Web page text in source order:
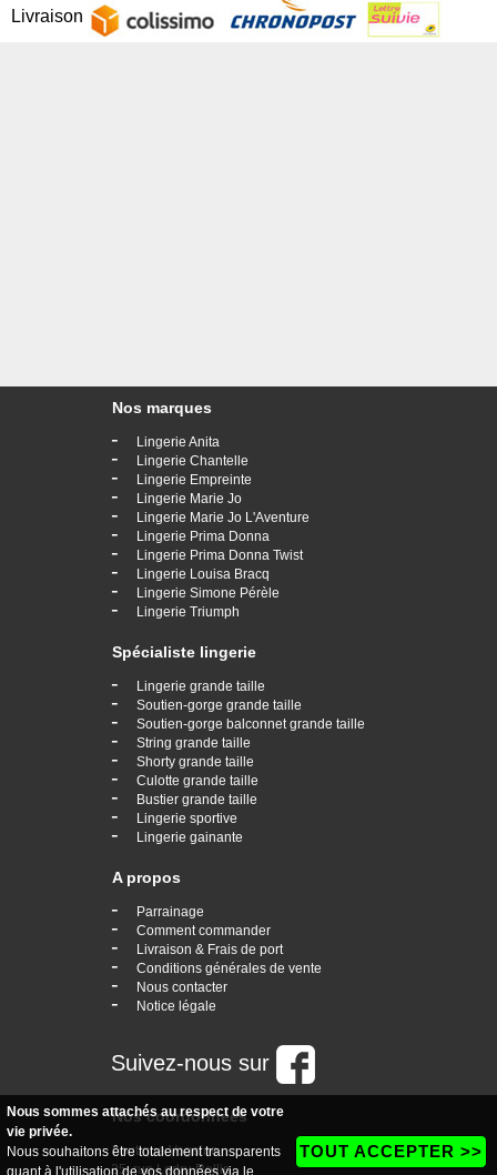
Livraison
Nos marques
- Lingerie Anita
- Lingerie Chantelle
- Lingerie Empreinte
- Lingerie Marie Jo
- Lingerie Marie Jo L'Aventure
- Lingerie Prima Donna
- Lingerie Prima Donna Twist
- Lingerie Louisa Bracq
- Lingerie Simone Pérèle
- Lingerie Triumph
Spécialiste lingerie
- Lingerie grande taille
- Soutien-gorge grande taille
- Soutien-gorge balconnet grande taille
- String grande taille
- Shorty grande taille
- Culotte grande taille
- Bustier grande taille
- Lingerie sportive
- Lingerie gainante
A propos
- Parrainage
- Comment commander
- Livraison & Frais de port
- Conditions générales de vente
- Nous contacter
- Notice légale
Suivez-nous sur
Nos coordonnées
boutique Vogaine
35, rue Ledru Rollin
Nous sommes attachés au respect de votre
vie privée.
Nous souhaitons être totalement transparents
quant à l'utilisation de vos données via le
TOUT ACCEPTER >>